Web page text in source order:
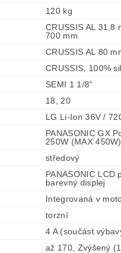
120 kg
CRUSSIS AL 31,8
700 mm
CRUSSIS AL 80
CRUSSIS, 100%
SEMI 1 1/8"
18, 20
LG Li-Ion 36V /
PANASONIC GX
250W (MAX
středový
PANASONIC LCD
barevný displej
Integrovaná v
torzní
4 A (součást
až 170, Zvýšený